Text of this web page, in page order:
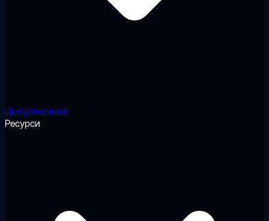
Ціноутворення
Ресурси